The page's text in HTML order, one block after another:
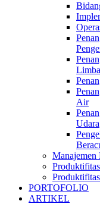
Air
Udara
Manajemen
Produktifitas
PORTOFOLIO
ARTIKEL